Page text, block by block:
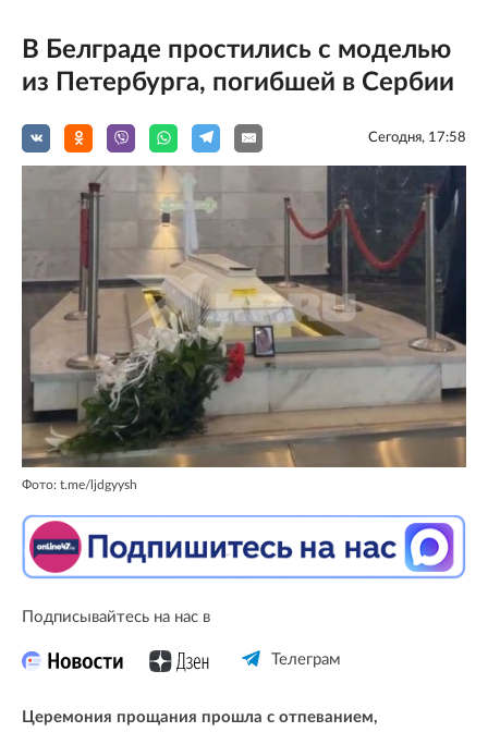
В Белграде простились с моделью
из Петербурга, погибшей в Сербии
Сегодня, 17:58
Фото: t.me/ljdgyysh
Подписывайтесь на нас в
Телеграм
Церемония прощания прошла с отпеванием,